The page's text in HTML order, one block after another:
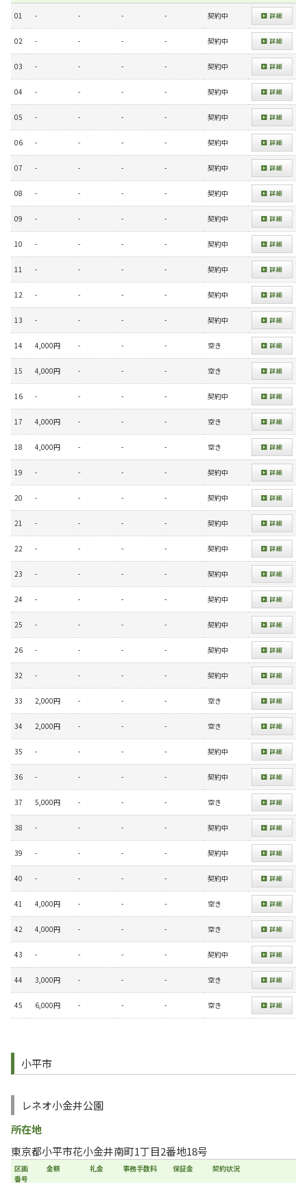
01 - - - - 契約中
02 - - - - 契約中
03 - - - - 契約中
04 - - - - 契約中
05 - - - - 契約中
06 - - - - 契約中
07 - - - - 契約中
08 - - - - 契約中
09 - - - - 契約中
10 - - - - 契約中
11 - - - - 契約中
12 - - - - 契約中
13 - - - - 契約中
14 4,000円 - - - 空き
15 4,000円 - - - 空き
16 - - - - 契約中
17 4,000円 - - - 空き
18 4,000円 - - - 空き
19 - - - - 契約中
20 - - - - 契約中
21 - - - - 契約中
22 - - - - 契約中
23 - - - - 契約中
24 - - - - 契約中
25 - - - - 契約中
26 - - - - 契約中
32 - - - - 契約中
33 2,000円 - - - 空き
34 2,000円 - - - 空き
35 - - - - 契約中
36 - - - - 契約中
37 5,000円 - - - 空き
38 - - - - 契約中
39 - - - - 契約中
40 - - - - 契約中
41 4,000円 - - - 空き
42 4,000円 - - - 空き
43 - - - - 契約中
44 3,000円 - - - 空き
45 6,000円 - - - 空き
小平市
レネオ小金井公園
所在地
東京都小平市花小金井南町1丁目2番地18号
区画
番号
金額 礼金 事務手数料 保証金 契約状況